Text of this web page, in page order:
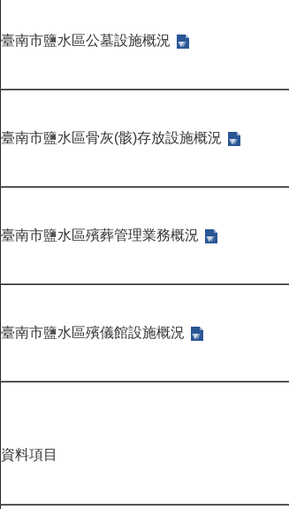
臺南市鹽水區公墓設施概況
臺南市鹽水區骨灰(骸)存放設施概況
臺南市鹽水區殯葬管理業務概況
臺南市鹽水區殯儀館設施概況
資料項目